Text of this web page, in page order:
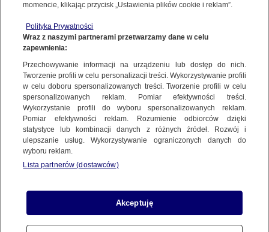
Oops!
Something went wrong. Please try
refreshing the app
momencie, klikając przycisk „Ustawienia plików cookie i reklam”.
Polityka Prywatności
Wraz z naszymi partnerami przetwarzamy dane w celu
zapewnienia:
Przechowywanie informacji na urządzeniu lub dostęp do nich.
Tworzenie profili w celu personalizacji treści. Wykorzystywanie profili
w celu doboru spersonalizowanych treści. Tworzenie profili w celu
spersonalizowanych reklam. Pomiar efektywności treści.
Wykorzystanie profili do wyboru spersonalizowanych reklam.
Pomiar efektywności reklam. Rozumienie odbiorców dzięki
statystyce lub kombinacji danych z różnych źródeł. Rozwój i
ulepszanie usług. Wykorzystywanie ograniczonych danych do
wyboru reklam.
Lista partnerów (dostawców)
Akceptuję